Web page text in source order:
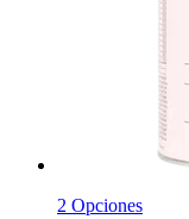
2 Opciones